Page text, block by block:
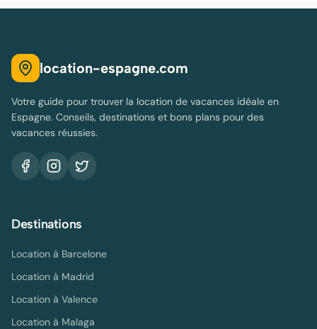
location-espagne.com
Votre guide pour trouver la location de vacances idéale en
Espagne. Conseils, destinations et bons plans pour des
vacances réussies.
Destinations
Location à Barcelone
Location à Madrid
Location à Valence
Location à Malaga